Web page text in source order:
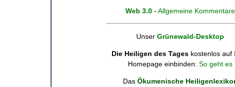
Web 3.0 - Allgemeine Kommentare
Unser Grünewald-Desktop
Die Heiligen des Tages kostenlos auf
Homepage einbinden: So geht es
Das Ökumenische